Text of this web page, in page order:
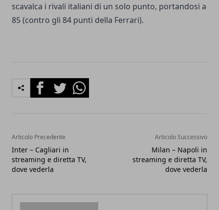
scavalca i rivali italiani di un solo punto, portandosi a
85 (contro gli 84 punti della Ferrari).
FacebookTwitterWhatsapp
Articolo Precedente
Inter – Cagliari in
streaming e diretta TV,
dove vederla
Articolo Successivo
Milan – Napoli in
streaming e diretta TV,
dove vederla